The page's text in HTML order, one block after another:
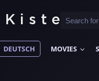
Kiste
DEUTSCH MOVIES